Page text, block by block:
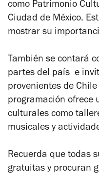
como Patrimonio
Ciudad de México.
mostrar su
También se contará
partes del país e
provenientes de
programación ofrece
culturales como
musicales y
Recuerda que todas
gratuitas y procuran